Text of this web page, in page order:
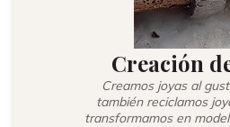
Creación
Creamos joyas al
también reciclamos
transformamos en